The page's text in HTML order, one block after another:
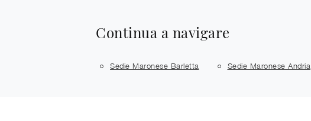
Continua a navigare
Sedie Maronese Barletta Sedie Maronese Andria